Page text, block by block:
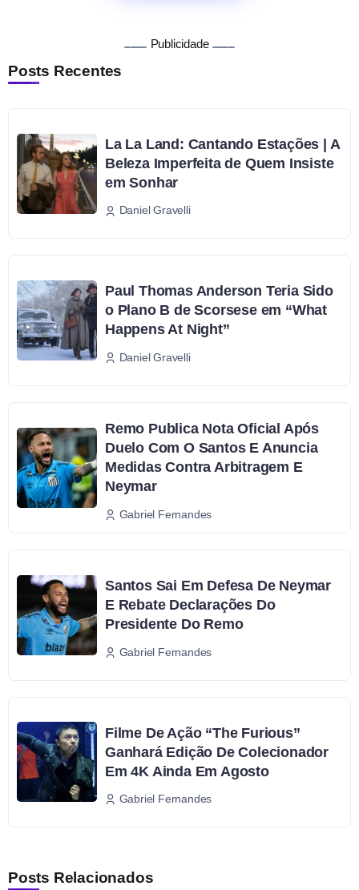
Publicidade
Posts Recentes
La La Land: Cantando Estações | A
Beleza Imperfeita de Quem Insiste
em Sonhar
Daniel Gravelli
Paul Thomas Anderson Teria Sido
o Plano B de Scorsese em “What
Happens At Night”
Daniel Gravelli
Remo Publica Nota Oficial Após
Duelo Com O Santos E Anuncia
Medidas Contra Arbitragem E
Neymar
Gabriel Fernandes
Santos Sai Em Defesa De Neymar
E Rebate Declarações Do
Presidente Do Remo
Gabriel Fernandes
Filme De Ação “The Furious”
Ganhará Edição De Colecionador
Em 4K Ainda Em Agosto
Gabriel Fernandes
Posts Relacionados